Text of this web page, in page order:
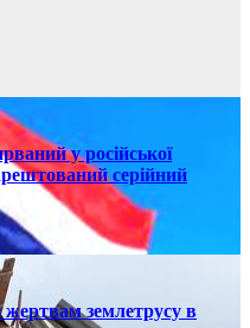
у російської
серійний
жертвам землетрусу в